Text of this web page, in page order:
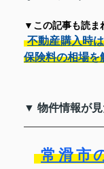
▼この記事も読ま
不動産購入時
保険料の相場を
▼ 物件情報が
常滑市